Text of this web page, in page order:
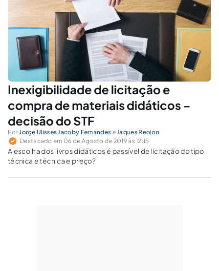
preceitua que a lei poderá estabelecer
exceções à regra geral, com a expressão
“ressalvados os casos especificados na
legislação”.
Inexigibilidade de licitação e
compra de materiais didáticos –
decisão do STF
PorJorge Ulisses Jacoby Fernandes eJaques Reolon
Destacado em 06 de Agosto de 2019 às 12:15
A escolha dos livros didáticos é passível de licitação do tipo
técnica e técnica e preço?